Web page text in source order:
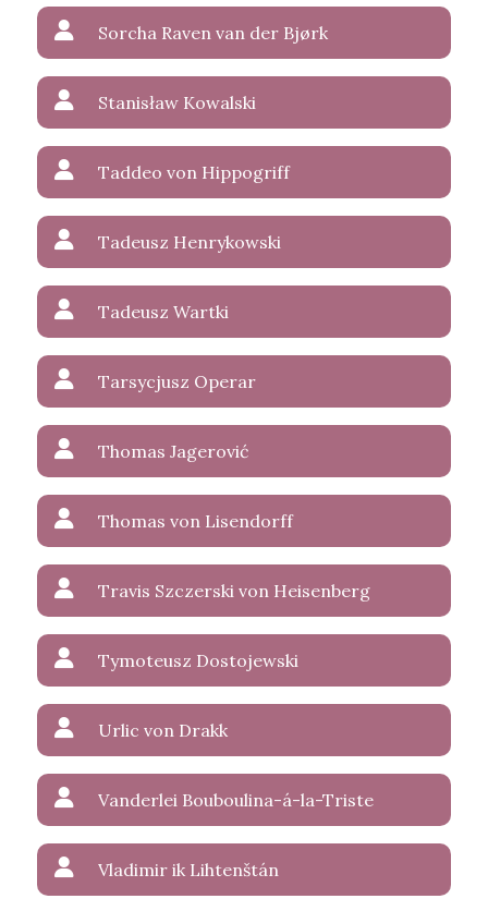
Sorcha Raven van der Bjørk
Stanisław Kowalski
Taddeo von Hippogriff
Tadeusz Henrykowski
Tadeusz Wartki
Tarsycjusz Operar
Thomas Jagerović
Thomas von Lisendorff
Travis Szczerski von Heisenberg
Tymoteusz Dostojewski
Urlic von Drakk
Vanderlei Bouboulina-á-la-Triste
Vladimir ik Lihtenštán